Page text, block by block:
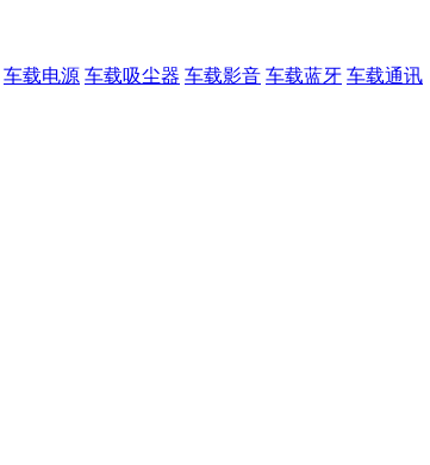
车载电源 车载吸尘器 车载影音 车载蓝牙 车载通讯